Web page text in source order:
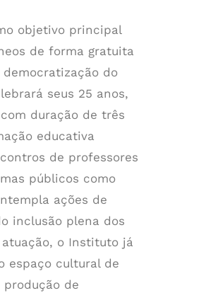
objetivo principal
de forma gratuita
do
seus 25 anos,
duração de três
educativa
de professores
públicos como
ações de
inclusão plena dos
o Instituto já
espaço cultural de
de